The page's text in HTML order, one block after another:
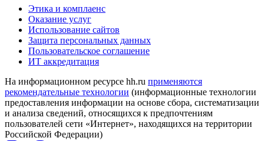
Этика и комплаенс
Оказание услуг
Использование сайтов
Защита персональных данных
Пользовательское соглашение
ИТ аккредитация
На информационном ресурсе hh.ru применяются
рекомендательные технологии (информационные технологии
предоставления информации на основе сбора, систематизации
и анализа сведений, относящихся к предпочтениям
пользователей сети «Интернет», находящихся на территории
Российской Федерации)